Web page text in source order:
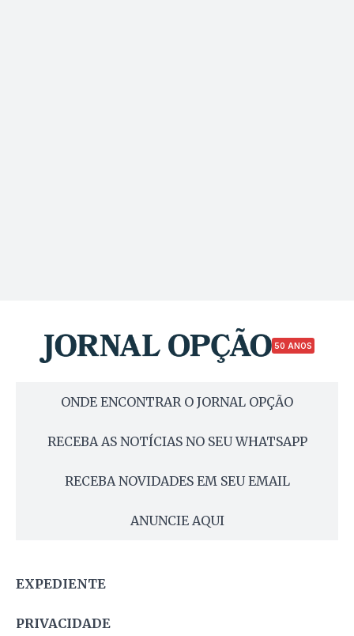
50 ANOS
ONDE ENCONTRAR O JORNAL OPÇÃO
RECEBA AS NOTÍCIAS NO SEU WHATSAPP
RECEBA NOVIDADES EM SEU EMAIL
ANUNCIE AQUI
EXPEDIENTE
PRIVACIDADE